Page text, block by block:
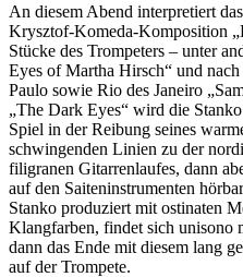
An diesem Abend interpretiert
Krysztof-Komeda-Komposition
Stücke des Trompeters – unter
Eyes of Martha Hirsch“ und
Paulo sowie Rio des Janeiro
„The Dark Eyes“ wird die
Spiel in der Reibung seines
schwingenden Linien zu der
filigranen Gitarrenlaufes, dann
auf den Saiteninstrumenten
Stanko produziert mit ostinaten
Klangfarben, findet sich unisono
dann das Ende mit diesem lang
auf der Trompete.